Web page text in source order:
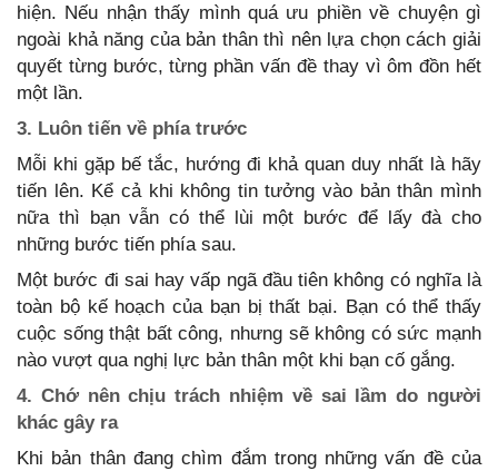
hiện. Nếu nhận thấy mình quá ưu phiền về chuyện gì
ngoài khả năng của bản thân thì nên lựa chọn cách giải
quyết từng bước, từng phần vấn đề thay vì ôm đồn hết
một lần.
3. Luôn tiến về phía trước
Mỗi khi gặp bế tắc, hướng đi khả quan duy nhất là hãy
tiến lên. Kể cả khi không tin tưởng vào bản thân mình
nữa thì bạn vẫn có thể lùi một bước để lấy đà cho
những bước tiến phía sau.
Một bước đi sai hay vấp ngã đầu tiên không có nghĩa là
toàn bộ kế hoạch của bạn bị thất bại. Bạn có thể thấy
cuộc sống thật bất công, nhưng sẽ không có sức mạnh
nào vượt qua nghị lực bản thân một khi bạn cố gắng.
4. Chớ nên chịu trách nhiệm về sai lầm do người
khác gây ra
Khi bản thân đang chìm đắm trong những vấn đề của